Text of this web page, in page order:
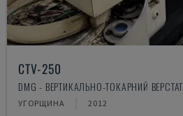
CTV-250
DMG - ВЕРТИКАЛЬНО-ТОКАРНИЙ ВЕРСТАТ
УГОРЩИНА 2012